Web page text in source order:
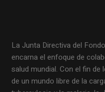
La Junta Directiva del
encarna el enfoque de
salud mundial. Con el fin de
de un mundo libre de la